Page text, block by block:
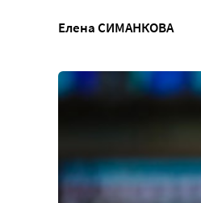
Елена СИМАНКОВА